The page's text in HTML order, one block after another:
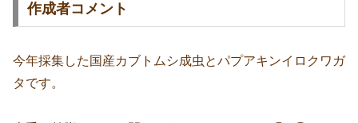
作成者コメント
今年採集した国産カブトムシ成虫とパプアキンイロクワガ
タです。